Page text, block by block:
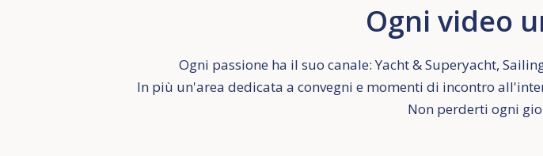
Ogni video
Ogni passione ha il suo canale: Yacht & Superyacht,
In più un'area dedicata a convegni e momenti di incontro
Non perderti ogni